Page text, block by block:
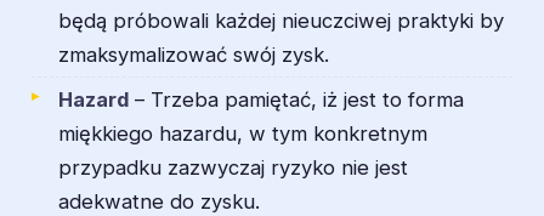
będą próbowali każdej nieuczciwej praktyki by
zmaksymalizować swój zysk.
Hazard – Trzeba pamiętać, iż jest to forma
miękkiego hazardu, w tym konkretnym
przypadku zazwyczaj ryzyko nie jest
adekwatne do zysku.